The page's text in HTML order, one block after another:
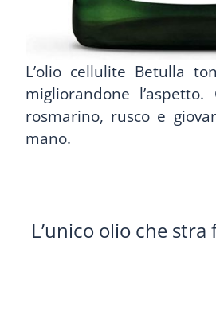
L’olio cellulite Betulla
migliorandone l’aspetto.
rosmarino, rusco e
mano.
L’unico olio che